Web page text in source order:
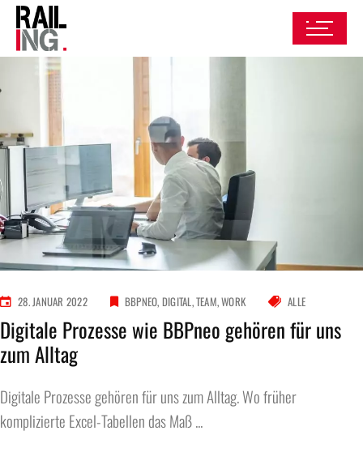
28. JANUAR 2022 BBPNEO DIGITAL TEAM WORK ALLE
Digitale Prozesse wie BBPneo gehören für uns
zum Alltag
Digitale Prozesse gehören für uns zum Alltag. Wo früher
komplizierte Excel-Tabellen das Maß ...